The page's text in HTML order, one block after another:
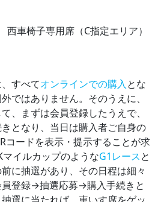
車椅子専用席（C指定エリア）
すべてオンラインでの購入とな
ではありません。そのうえに、
、まずは会員登録したうえで、
となり、当日は購入者ご自身の
コードを表示・提示することが求
イルカップのようなG1レースと
に抽選があり、その日程は細々
員登録→抽選応募→購入手続きと